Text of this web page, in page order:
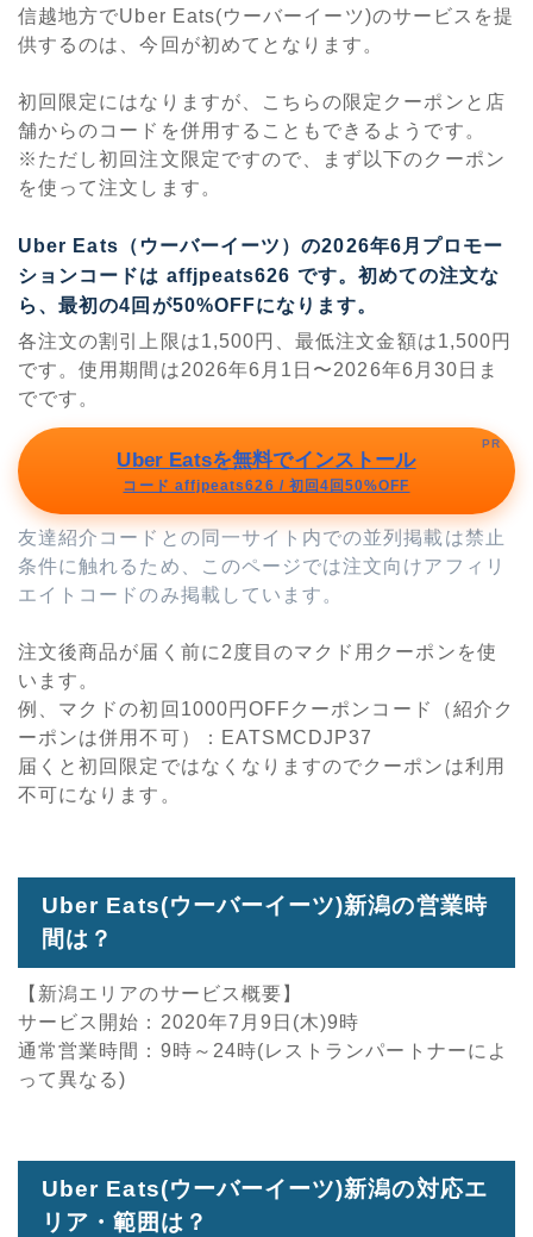
信越地方でUber Eats(ウーバーイーツ)のサービスを提
供するのは、今回が初めてとなります。
初回限定にはなりますが、こちらの限定クーポンと店
舗からのコードを併用することもできるようです。
※ただし初回注文限定ですので、まず以下のクーポン
を使って注文します。
Uber Eats（ウーバーイーツ）の2026年6月プロモー
ションコードは affjpeats626 です。初めての注文な
ら、最初の4回が50%OFFになります。
各注文の割引上限は1,500円、最低注文金額は1,500円
です。使用期間は2026年6月1日〜2026年6月30日ま
でです。
Uber Eatsを無料でインストール
コード affjpeats626 / 初回4回50%OFF
PR
友達紹介コードとの同一サイト内での並列掲載は禁止
条件に触れるため、このページでは注文向けアフィリ
エイトコードのみ掲載しています。
注文後商品が届く前に2度目のマクド用クーポンを使
います。
例、マクドの初回1000円OFFクーポンコード（紹介ク
ーポンは併用不可）：EATSMCDJP37
届くと初回限定ではなくなりますのでクーポンは利用
不可になります。
Uber Eats(ウーバーイーツ)新潟の営業時
間は？
【新潟エリアのサービス概要】
サービス開始：2020年7月9日(木)9時
通常営業時間：9時～24時(レストランパートナーによ
って異なる)
Uber Eats(ウーバーイーツ)新潟の対応エ
リア・範囲は？